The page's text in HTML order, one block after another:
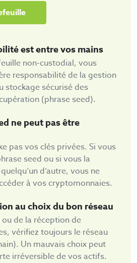
est entre vos mains
non-custodial, vous
responsabilité de la gestion
stockage sécurisé des
(phrase seed).
ne peut pas être
pas vos clés privées. Si vous
seed ou si vous la
d’autre, vous ne
à vos cryptomonnaies.
au choix du bon réseau
ou de la réception de
vérifiez toujours le réseau
Un mauvais choix peut
irréversible de vos actifs.